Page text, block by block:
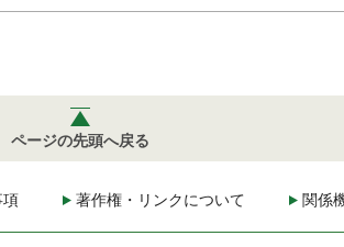
ページの先頭へ戻る
項 著作権・リンクについて 関係